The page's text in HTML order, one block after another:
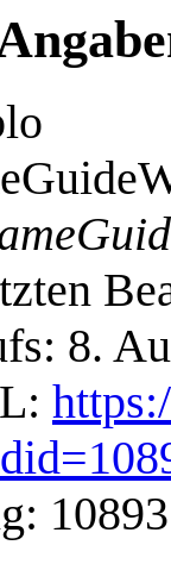
8.